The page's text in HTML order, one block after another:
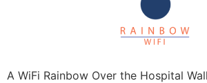
A WiFi Rainbow Over the Hospital